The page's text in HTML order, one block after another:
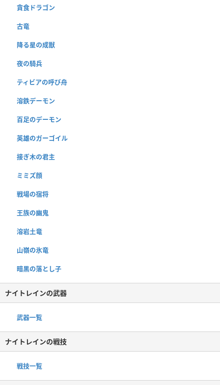
貪食ドラゴン
古竜
降る星の成獣
夜の騎兵
ティビアの呼び舟
溶鉄デーモン
百足のデーモン
英雄のガーゴイル
接ぎ木の君主
ミミズ顔
戦場の宿将
王族の幽鬼
溶岩土竜
山嶺の氷竜
暗黒の落とし子
ナイトレインの武器
武器一覧
ナイトレインの戦技
戦技一覧